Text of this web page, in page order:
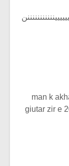
man k
giutar zir e